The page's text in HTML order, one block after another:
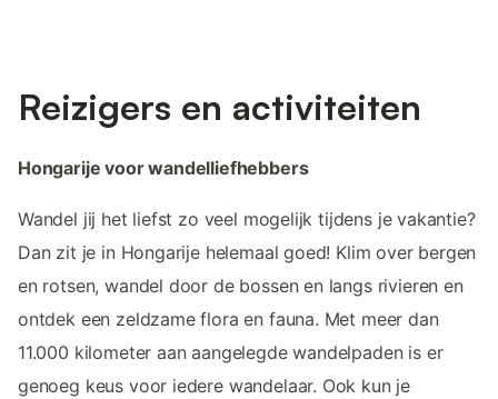
Reizigers en activiteiten
Hongarije voor wandelliefhebbers
Wandel jij het liefst zo veel mogelijk tijdens je vakantie?
Dan zit je in Hongarije helemaal goed! Klim over bergen
en rotsen, wandel door de bossen en langs rivieren en
ontdek een zeldzame flora en fauna. Met meer dan
11.000 kilometer aan aangelegde wandelpaden is er
genoeg keus voor iedere wandelaar. Ook kun je